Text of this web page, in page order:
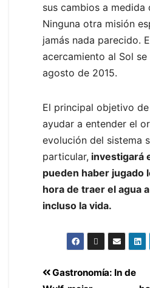
sus cambios a medida
Ninguna otra misión
jamás nada parecido.
acercamiento al Sol
agosto de 2015.
El principal objetivo
ayudar a entender el
evolución del sistema
particular, investigará
pueden haber jugado
hora de traer el agua
incluso la vida.
Gastronomía: In de